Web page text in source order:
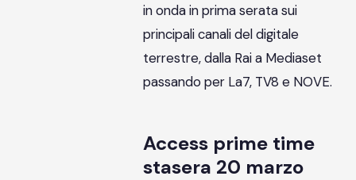
in onda in prima serata sui
principali canali del digitale
terrestre, dalla Rai a Mediaset
passando per La7, TV8 e NOVE.
Access prime time
stasera 20 marzo